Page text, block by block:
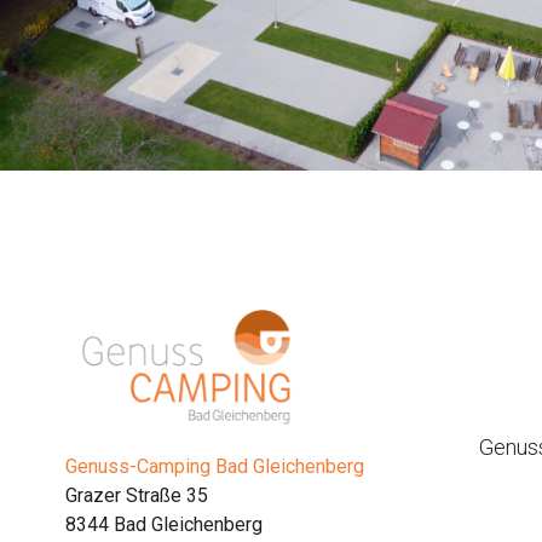
Genuss-Camping Bad Gleichenberg
Grazer Straße 35
8344 Bad Gleichenberg